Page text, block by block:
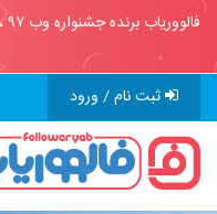
فالووریاب برنده جشنواره وب ۹۷ ، ۹۸ و ۱۴۰۰
ثبت نام / ورود